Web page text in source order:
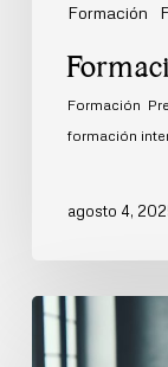
Formación
Formación
formación
agosto 4,
Curso
de